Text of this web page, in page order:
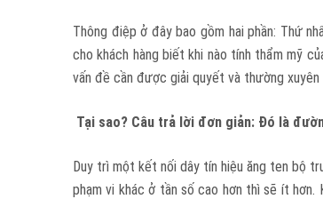
Thông điệp ở đây bao gồm hai phần: Thứ
cho khách hàng biết khi nào tính thẩm mỹ
vấn đề cần được giải quyết và thường xuyên
Tại sao? Câu trả lời đơn giản: Đó là
Duy trì một kết nối dây tín hiệu ăng ten bộ
phạm vi khác ở tần số cao hơn thì sẽ ít